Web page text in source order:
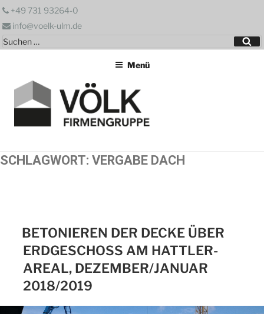
Zum
springen
+49 731 93264-0
info@voelk-ulm.de
Suchen
nach:
Menü
SCHLAGWORT: VERGABE DACH
BETONIEREN DER DECKE ÜBER
ERDGESCHOSS AM HATTLER-
AREAL, DEZEMBER/JANUAR
2018/2019